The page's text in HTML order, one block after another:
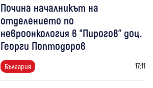
Почина началникът на
отделението по
невроонкология в "Пирогов" доц.
Георги Поптодоров
България 17:11